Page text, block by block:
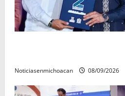
Noticiasenmichoacan 08/09/2026